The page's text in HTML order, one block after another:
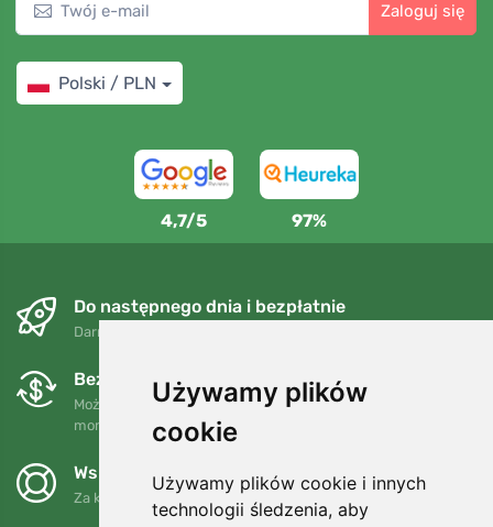
Używamy plików
cookie
Używamy plików cookie i innych
technologii śledzenia, aby
Zaloguj się
Polski / PLN
4,7/5 97%
Do następnego dnia i bezpłatnie
Darmowa wysyłka dla zamówień powyżej 250 PLN
Bezpłatne wymiany i zwroty
Możesz zwrócić lub wymienić swoje zamówienie w dowolnym
momencie w ciągu 90 dni.
Wspieramy Trees.org
Za każde zamówienie sadzimy drzewo! Czytaj więcej